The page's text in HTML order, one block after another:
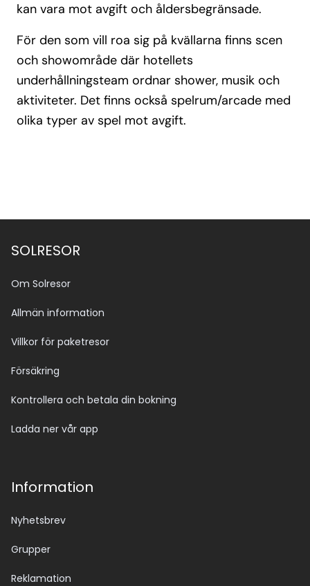
kan vara mot avgift och åldersbegränsade.
För den som vill roa sig på kvällarna finns scen
och showområde där hotellets
underhållningsteam ordnar shower, musik och
aktiviteter. Det finns också spelrum/arcade med
olika typer av spel mot avgift.
SOLRESOR
Om Solresor
Allmän information
Villkor för paketresor
Försäkring
Kontrollera och betala din bokning
Ladda ner vår app
Information
Nyhetsbrev
Grupper
Reklamation